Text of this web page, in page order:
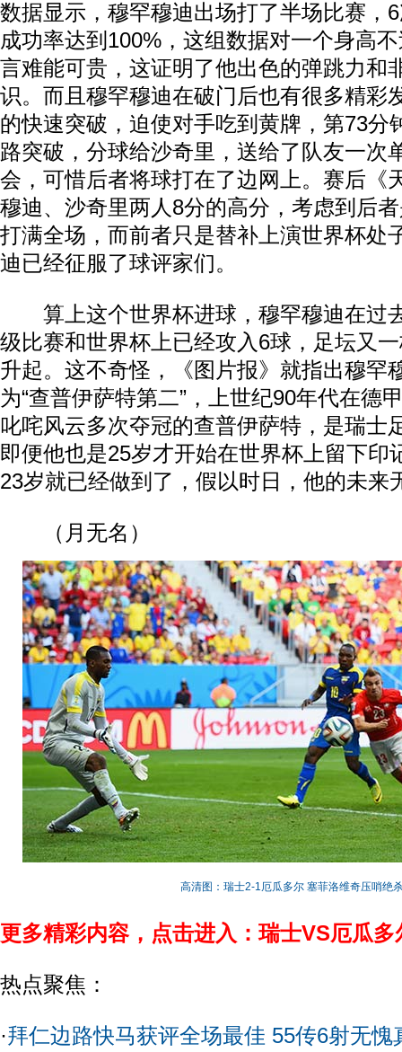
数据显示，穆罕穆迪出场打了半场比赛，
成功率达到100%，这组数据对一个身高
言难能可贵，这证明了他出色的弹跳力和
识。而且穆罕穆迪在破门后也有很多精彩
的快速突破，迫使对手吃到黄牌，第73分
路突破，分球给沙奇里，送给了队友一次
会，可惜后者将球打在了边网上。赛后《
穆迪、沙奇里两人8分的高分，考虑到后
打满全场，而前者只是替补上演世界杯处
迪已经征服了球评家们。
算上这个世界杯进球，穆罕穆迪在过
级比赛和世界杯上已经攻入6球，足坛又
升起。这不奇怪，《图片报》就指出穆罕
为“查普伊萨特第二”，上世纪90年代在德
叱咤风云多次夺冠的查普伊萨特，是瑞士
即便他也是25岁才开始在世界杯上留下印
23岁就已经做到了，假以时日，他的未来
（月无名）
高清图：瑞士2-1厄瓜多尔 塞菲洛维奇压哨绝
更多精彩内容，点击进入：瑞士VS厄瓜多
热点聚焦：
·拜仁边路快马获评全场最佳 55传6射无愧